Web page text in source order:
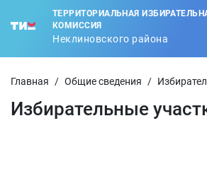
ТЕРРИТОРИАЛЬНАЯ
КОМИССИЯ
Неклиновского района
Главная / Общие сведения /
Избирательные